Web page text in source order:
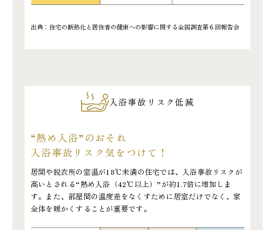
出典：住宅の断熱化と居住者の健康への影響に関する全国調査第６回報告会
入浴事故リスク低減
“熱め入浴”のおそれ
入浴事故リスク気をつけて！
居間や脱衣所の室温が18℃未満の住宅では、入浴事故リスクが
高いとされる“熱め入浴（42℃以上）”が約1.7倍に増加しま
す。また、部屋間の温度差をなくすために居室だけでなく、家
全体を暖かくすることが重要です。